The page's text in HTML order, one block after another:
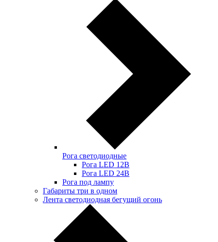
Рога светодиодные
Рога LED 12В
Рога LED 24В
Рога под лампу
Габариты три в одном
Лента светодиодная бегущий огонь